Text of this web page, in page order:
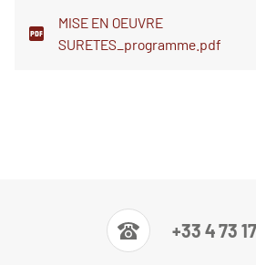
MISE EN OEUVRE
SURETES_programme.pdf
+33 4 73